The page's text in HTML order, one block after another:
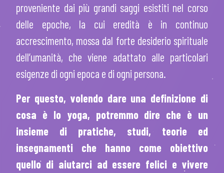
proveniente dai più grandi saggi esistiti nel corso
delle epoche, la cui eredità è in continuo
accrescimento, mossa dal forte desiderio spirituale
dell’umanità, che viene adattato alle particolari
esigenze di ogni epoca e di ogni persona.
Per questo, volendo dare una definizione di
cosa è lo yoga, potremmo dire che è un
insieme di pratiche, studi, teorie ed
insegnamenti che hanno come obiettivo
quello di aiutarci ad essere felici e vivere